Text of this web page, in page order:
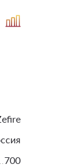
700